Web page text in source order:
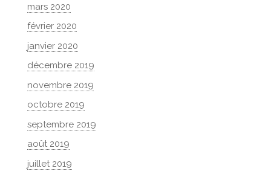
mars 2020
février 2020
janvier 2020
décembre 2019
novembre 2019
octobre 2019
septembre 2019
août 2019
juillet 2019